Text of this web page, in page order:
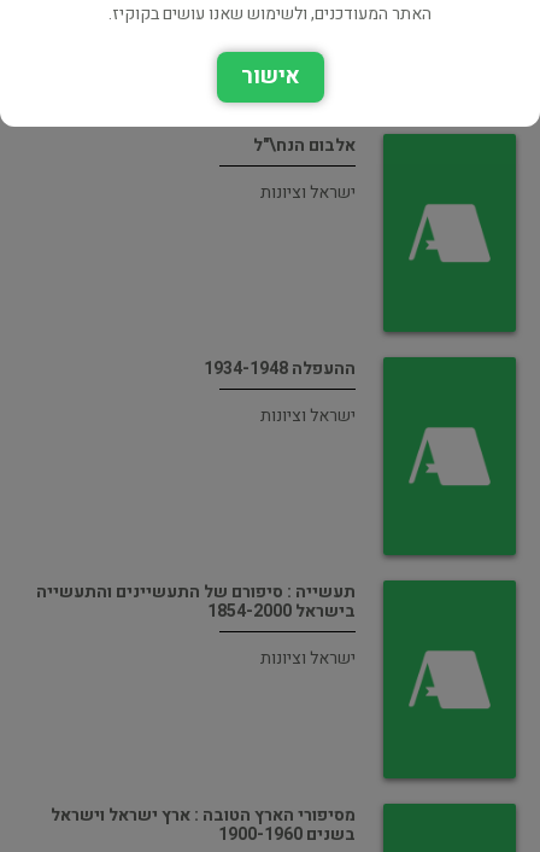
אלבום הנח\"ל
ישראל וציונות
ההעפלה 1934-1948
ישראל וציונות
תעשייה : סיפורם של התעשיינים והתעשייה
בישראל 1854-2000
ישראל וציונות
מסיפורי הארץ הטובה : ארץ ישראל וישראל
בשנים 1900-1960
האתר המעודכנים, ולשימוש שאנו עושים בקוקיז.
אישור